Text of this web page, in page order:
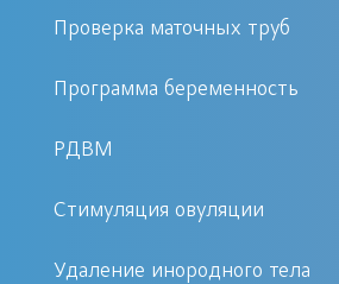
тазовой области
гнойными или
влагалища,
Проверка маточных труб
Программа беременность
РДВМ
Стимуляция овуляции
Удаление инородного тела